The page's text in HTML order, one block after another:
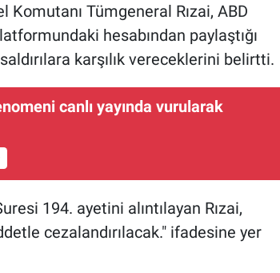
Komutanı Tümgeneral Rızai, ABD
hesabından paylaştığı
karşılık vereceklerini belirtti.
canlı yayında vurularak
194. ayetini alıntılayan Rızai,
cezalandırılacak." ifadesine yer